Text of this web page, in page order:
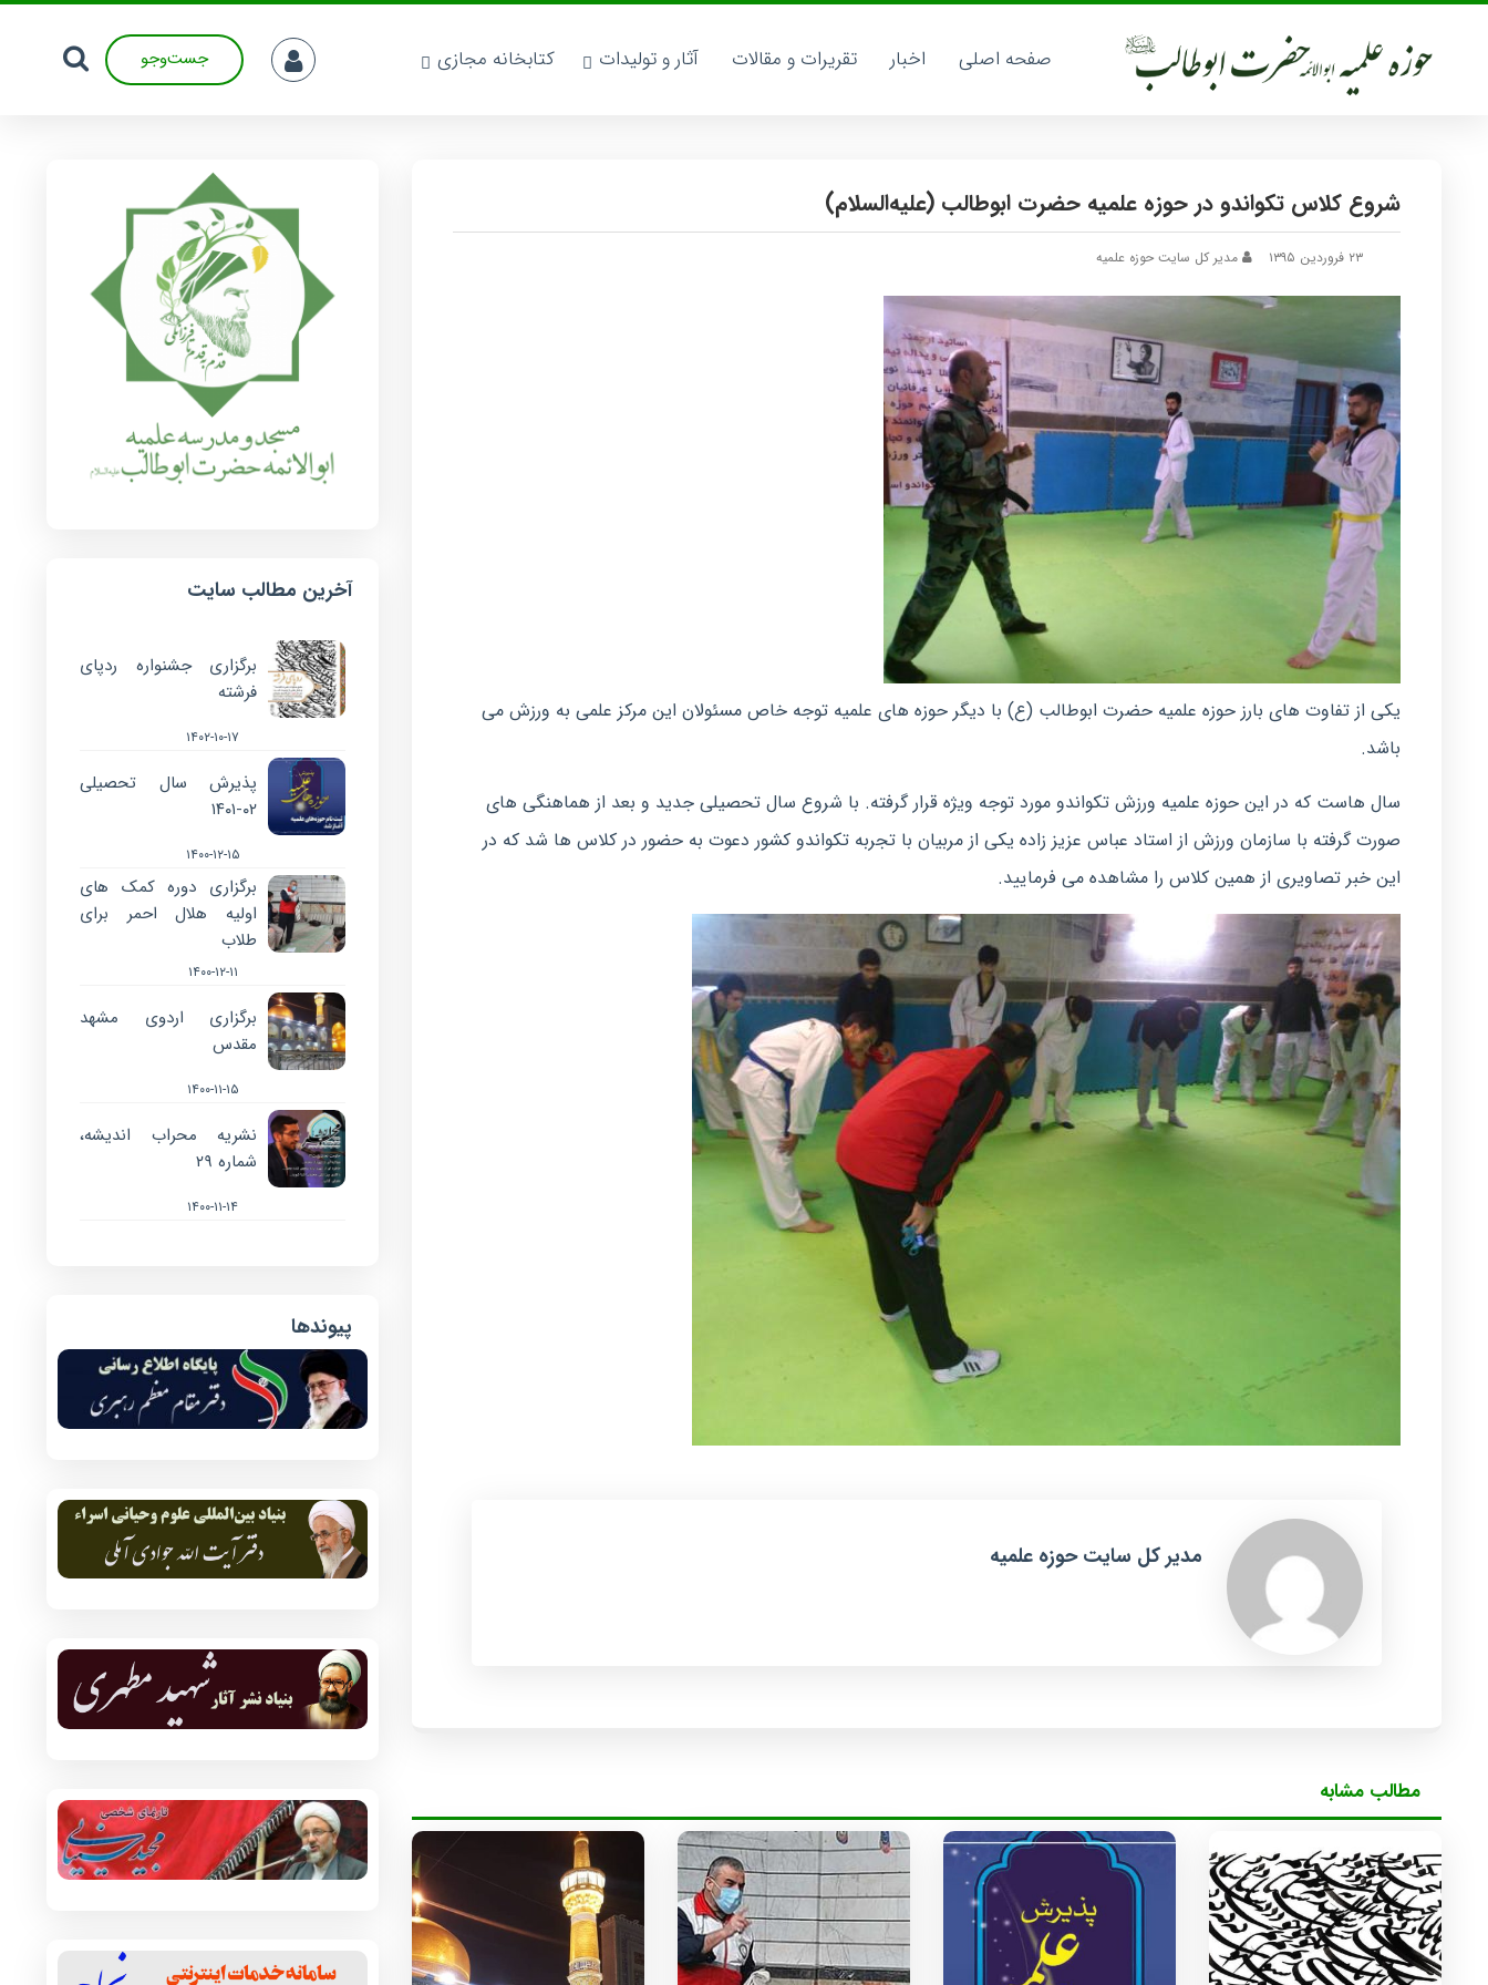
صفحه اصلی اخبار تقریرات و مقالات آثار و تولیدات کتابخانه مجازی جست‌وجو
شروع کلاس تکواندو در حوزه علمیه حضرت ابوطالب (علیه‌السلام)
۲۳ فروردین ۱۳۹۵ مدیر کل سایت حوزه علمیه
یکی از تفاوت های بارز حوزه علمیه حضرت ابوطالب (ع) با دیگر حوزه های علمیه توجه خاص مسئولان این مرکز علمی به ورزش می
باشد.
سال هاست که در این حوزه علمیه ورزش تکواندو مورد توجه ویژه قرار گرفته. با شروع سال تحصیلی جدید و بعد از هماهنگی های
صورت گرفته با سازمان ورزش از استاد عباس عزیز زاده یکی از مربیان با تجربه تکواندو کشور دعوت به حضور در کلاس ها شد که در
این خبر تصاویری از همین کلاس را مشاهده می فرمایید.
مدیر کل سایت حوزه علمیه
مطالب مشابه
آخرین مطالب سایت
برگزاری جشنواره ردپای
فرشته
۱۴۰۲-۱۰-۱۷
پذیرش سال تحصیلی
۰۲-۱۴۰۱
۱۴۰۰-۱۲-۱۵
برگزاری دوره کمک های
اولیه هلال احمر برای
طلاب
۱۴۰۰-۱۲-۱۱
برگزاری اردوی مشهد
مقدس
۱۴۰۰-۱۱-۱۵
نشریه محراب اندیشه،
شماره ۲۹
۱۴۰۰-۱۱-۱۴
پیوندها